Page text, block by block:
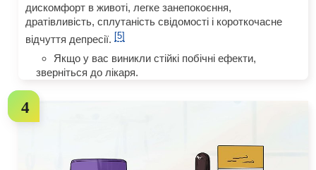
дискомфорт в животі, легке занепокоєння,
дратівливість, сплутаність свідомості і короткочасне
відчуття депресії.[5]
Якщо у вас виникли стійкі побічні ефекти,
зверніться до лікаря.